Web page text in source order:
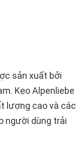
sản xuất bởi
Kẹo Alpenliebe
lượng cao và các
người dùng trải